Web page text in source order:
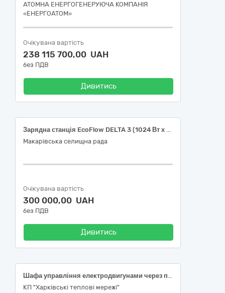
АТОМНА ЕНЕРГОГЕНЕРУЮЧА КОМПАНІЯ
«ЕНЕРГОАТОМ»
Очікувана вартість
238 115 700,00 UAH
без ПДВ
Дивитись
Зарядна станція EcoFlow DELTA 3 (1024 Вт х год.) в комплекті
Макарівська селищна рада
Очікувана вартість
300 000,00 UAH
без ПДВ
Дивитись
Шафа управління електродвигунами через перетворювач частоти ATV6000 450 kVa 6кВт
КП "Харківські теплові мережі"